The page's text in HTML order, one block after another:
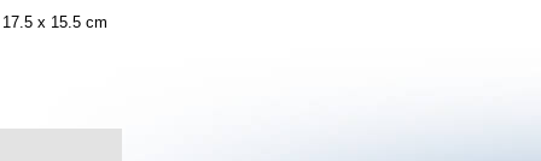
17.5 x 15.5 cm